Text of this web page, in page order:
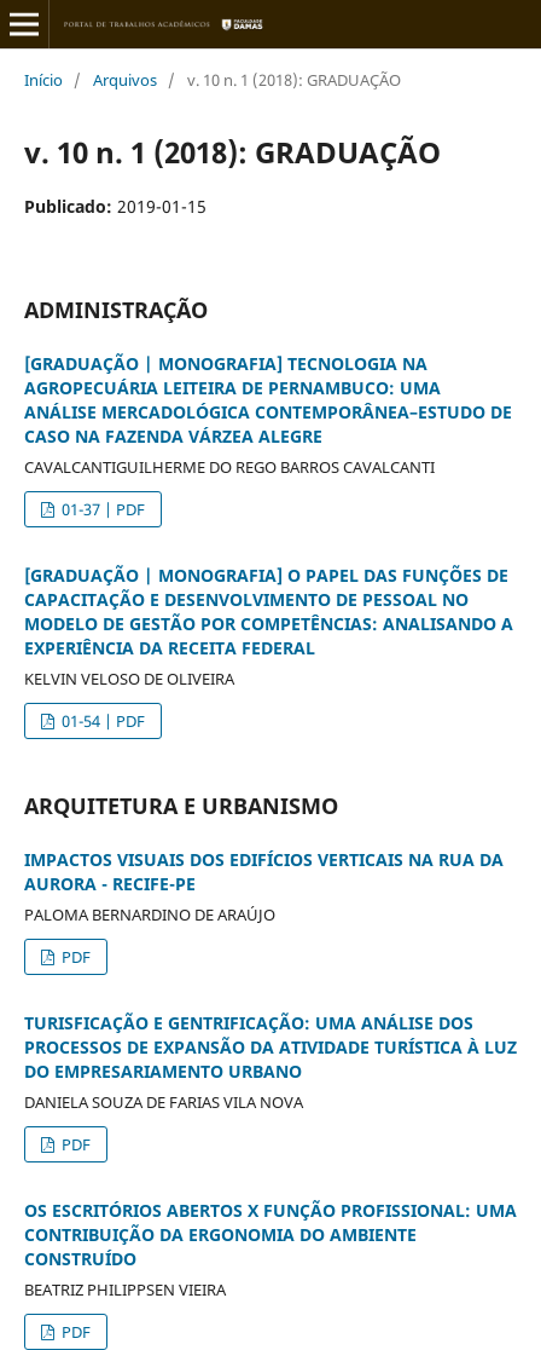
Início / Arquivos / v. 10 n. 1 (2018): GRADUAÇÃO
v. 10 n. 1 (2018): GRADUAÇÃO
Publicado: 2019-01-15
ADMINISTRAÇÃO
[GRADUAÇÃO | MONOGRAFIA] TECNOLOGIA NA
AGROPECUÁRIA LEITEIRA DE PERNAMBUCO: UMA
ANÁLISE MERCADOLÓGICA CONTEMPORÂNEA–ESTUDO DE
CASO NA FAZENDA VÁRZEA ALEGRE
CAVALCANTIGUILHERME DO REGO BARROS CAVALCANTI
01-37 | PDF
[GRADUAÇÃO | MONOGRAFIA] O PAPEL DAS FUNÇÕES DE
CAPACITAÇÃO E DESENVOLVIMENTO DE PESSOAL NO
MODELO DE GESTÃO POR COMPETÊNCIAS: ANALISANDO A
EXPERIÊNCIA DA RECEITA FEDERAL
KELVIN VELOSO DE OLIVEIRA
01-54 | PDF
ARQUITETURA E URBANISMO
IMPACTOS VISUAIS DOS EDIFÍCIOS VERTICAIS NA RUA DA
AURORA - RECIFE-PE
PALOMA BERNARDINO DE ARAÚJO
PDF
TURISFICAÇÃO E GENTRIFICAÇÃO: UMA ANÁLISE DOS
PROCESSOS DE EXPANSÃO DA ATIVIDADE TURÍSTICA À LUZ
DO EMPRESARIAMENTO URBANO
DANIELA SOUZA DE FARIAS VILA NOVA
PDF
OS ESCRITÓRIOS ABERTOS X FUNÇÃO PROFISSIONAL: UMA
CONTRIBUIÇÃO DA ERGONOMIA DO AMBIENTE
CONSTRUÍDO
BEATRIZ PHILIPPSEN VIEIRA
PDF